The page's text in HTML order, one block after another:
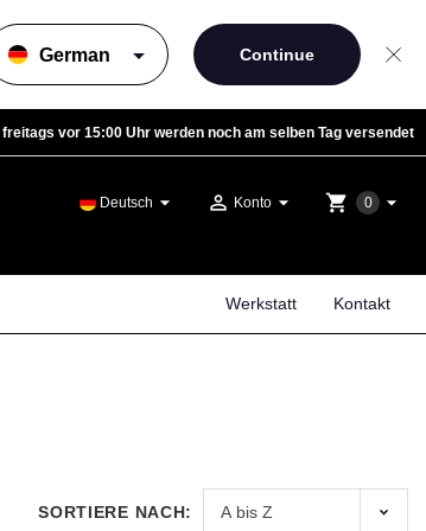
arrow_drop_down
vor 15:00 Uhr werden noch am selben Tag versendet
Deutsch arrow_drop_down person_outline Konto arrow_drop_down shopping_cart 0 arrow_drop_down
Werkstatt Kontakt
SORTIERE NACH: